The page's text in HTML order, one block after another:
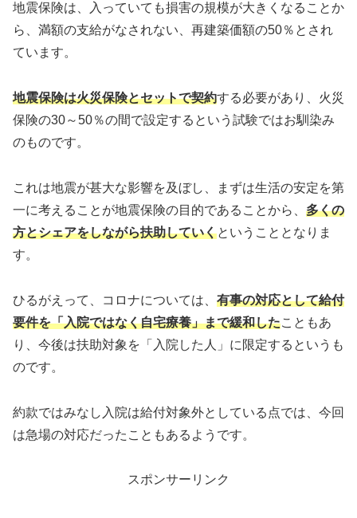
地震保険は、入っていても損害の規模が大きくなることか
ら、満額の支給がなされない、再建築価額の50％とされ
ています。
地震保険は火災保険とセットで契約する必要があり、火災
保険の30～50％の間で設定するという試験ではお馴染み
のものです。
これは地震が甚大な影響を及ぼし、まずは生活の安定を第
一に考えることが地震保険の目的であることから、 多くの
方とシェアをしながら扶助していくということとなりま
す。
ひるがえって、コロナについては、 有事の対応として給付
要件を「入院ではなく自宅療養」まで緩和したこともあ
り、今後は扶助対象を「入院した人」に限定するというも
のです。
約款ではみなし入院は給付対象外としている点では、今回
は急場の対応だったこともあるようです。
スポンサーリンク